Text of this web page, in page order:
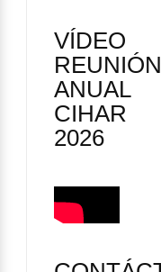
VÍDEO
ANUAL
CIHAR
2026